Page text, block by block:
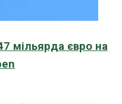
мільярда євро на